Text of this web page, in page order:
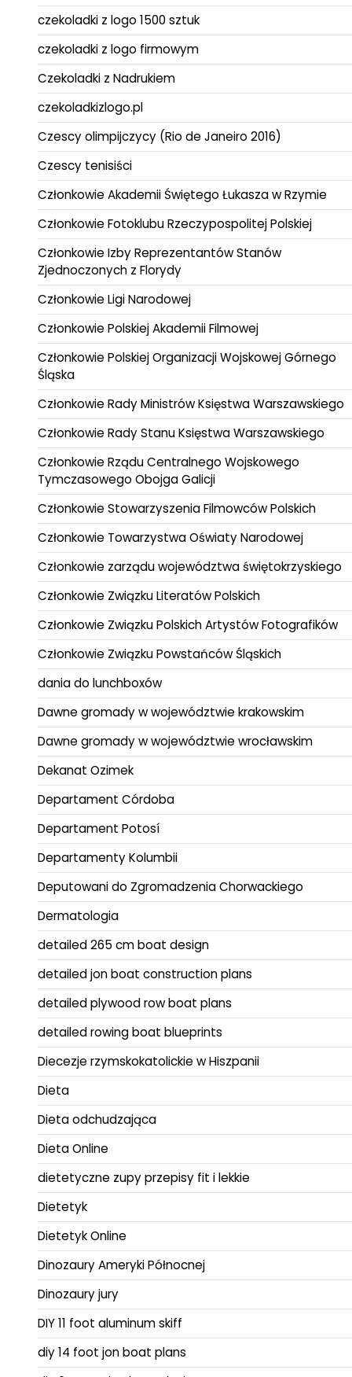
czekoladki z logo 1500 sztuk
czekoladki z logo firmowym
Czekoladki z Nadrukiem
czekoladkizlogo.pl
Czescy olimpijczycy (Rio de Janeiro 2016)
Czescy tenisiści
Członkowie Akademii Świętego Łukasza w Rzymie
Członkowie Fotoklubu Rzeczypospolitej Polskiej
Członkowie Izby Reprezentantów Stanów
Zjednoczonych z Florydy
Członkowie Ligi Narodowej
Członkowie Polskiej Akademii Filmowej
Członkowie Polskiej Organizacji Wojskowej Górnego
Śląska
Członkowie Rady Ministrów Księstwa Warszawskiego
Członkowie Rady Stanu Księstwa Warszawskiego
Członkowie Rządu Centralnego Wojskowego
Tymczasowego Obojga Galicji
Członkowie Stowarzyszenia Filmowców Polskich
Członkowie Towarzystwa Oświaty Narodowej
Członkowie zarządu województwa świętokrzyskiego
Członkowie Związku Literatów Polskich
Członkowie Związku Polskich Artystów Fotografików
Członkowie Związku Powstańców Śląskich
dania do lunchboxów
Dawne gromady w województwie krakowskim
Dawne gromady w województwie wrocławskim
Dekanat Ozimek
Departament Córdoba
Departament Potosí
Departamenty Kolumbii
Deputowani do Zgromadzenia Chorwackiego
Dermatologia
detailed 265 cm boat design
detailed jon boat construction plans
detailed plywood row boat plans
detailed rowing boat blueprints
Diecezje rzymskokatolickie w Hiszpanii
Dieta
Dieta odchudzająca
Dieta Online
dietetyczne zupy przepisy fit i lekkie
Dietetyk
Dietetyk Online
Dinozaury Ameryki Północnej
Dinozaury jury
DIY 11 foot aluminum skiff
diy 14 foot jon boat plans